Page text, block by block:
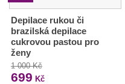
Depilace rukou či
brazilská depilace
cukrovou pastou pro
ženy
1 000 Kč
699 Kč